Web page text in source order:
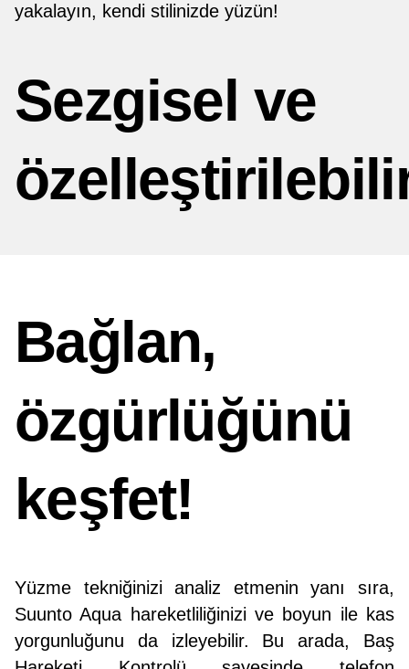
yakalayın, kendi stilinizde yüzün!
Sezgisel ve
Bağlan,
özgürlüğünü
keşfet!
Yüzme tekniğinizi analiz etmenin yanı sıra,
Suunto Aqua hareketliliğinizi ve boyun ile kas
yorgunluğunu da izleyebilir. Bu arada, Baş